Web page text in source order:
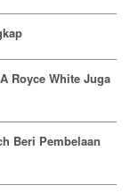
Royce White Juga
Beri Pembelaan